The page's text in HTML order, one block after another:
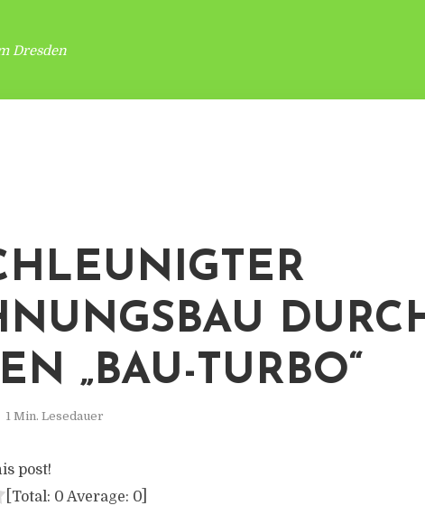
Dresden
„BAU-TURBO“
1 Min. Lesedauer
post!
[Total: 0 Average: 0